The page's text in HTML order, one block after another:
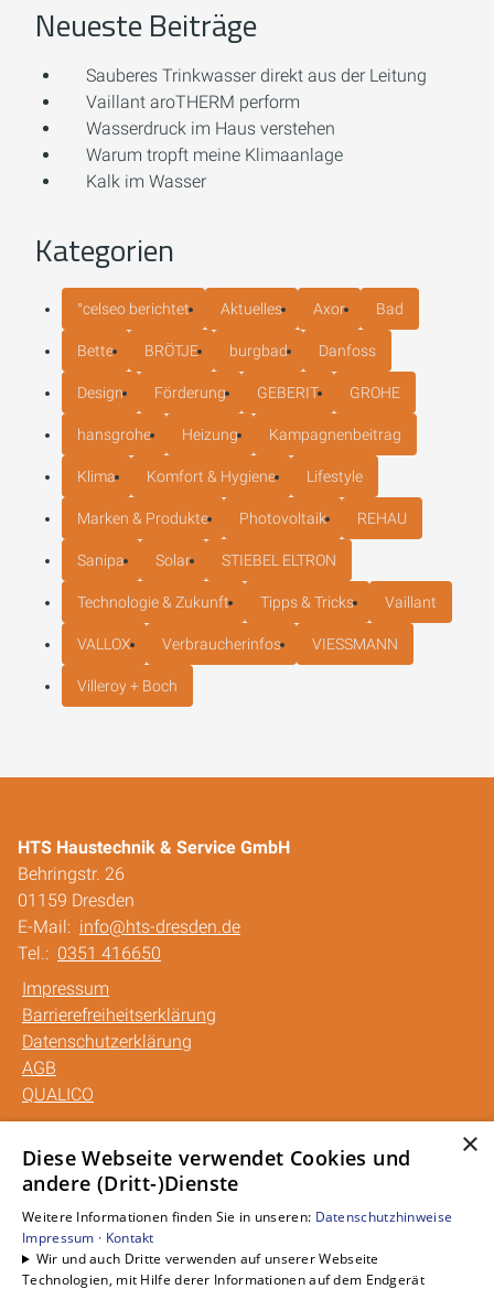
Neueste Beiträge
Sauberes Trinkwasser direkt aus der Leitung
Vaillant aroTHERM perform
Wasserdruck im Haus verstehen
Warum tropft meine Klimaanlage
Kalk im Wasser
Kategorien
°celseo berichtet Aktuelles Axor Bad
Bette BRÖTJE burgbad Danfoss
Design Förderung GEBERIT GROHE
hansgrohe Heizung Kampagnenbeitrag
Klima Komfort & Hygiene Lifestyle
Marken & Produkte Photovoltaik REHAU
Sanipa Solar STIEBEL ELTRON
Technologie & Zukunft Tipps & Tricks Vaillant
VALLOX Verbraucherinfos VIESSMANN
Villeroy + Boch
HTS Haustechnik & Service GmbH
Behringstr. 26
01159 Dresden
E-Mail: info@hts-dresden.de
Tel.: 0351 416650
Impressum
Barrierefreiheitserklärung
Datenschutzerklärung
AGB
QUALICO
Unsere Bereiche
Privatkunden
Gewerbekunden
Karriere
Unternehmen
×
Diese Webseite verwendet Cookies und
andere (Dritt-)Dienste
Weitere Informationen finden Sie in unseren: Datenschutzhinweise
Impressum · Kontakt
Wir und auch Dritte verwenden auf unserer Webseite
Technologien, mit Hilfe derer Informationen auf dem Endgerät